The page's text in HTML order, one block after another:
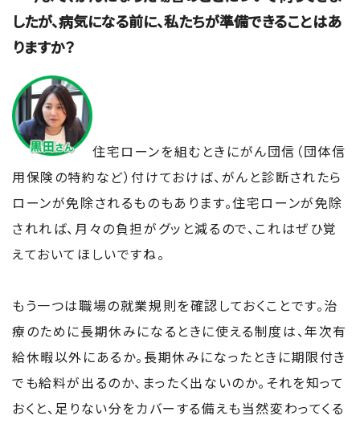
したが、病気になる前に、私たちが準備できることはあ
りますか？
住宅ローンを組むときにがん団信（団体信
用保険の特約など）付けておけば、がんと診断されたら
ローンが免除されるものもあります。住宅ローンが免除
されれば、月々の負担がグッと減るので、これはぜひ覚
えておいてほしいですね。
もう一つは職場の就業規則を確認しておくことです。治
療のために長期休みになるときに使える制度は、年次有
給休暇以外にあるか。長期休みになったときに期限付き
でも給料が出るのか、まったく出ないのか。それを知って
おくと、足りない分をカバーする備えも当然変わってくる